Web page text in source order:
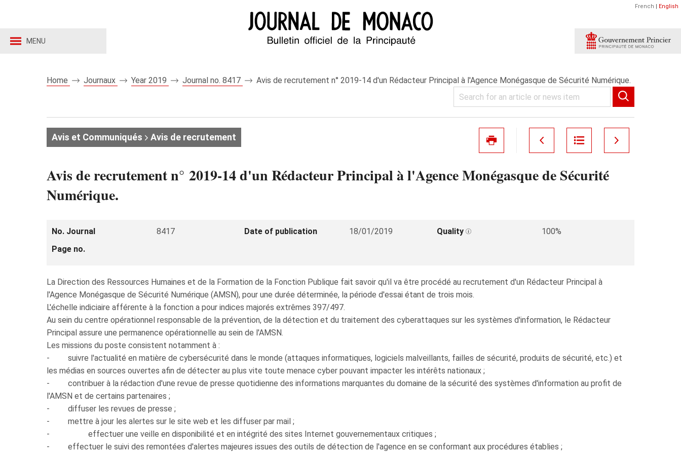
MENU
French | English
Home Journaux Year 2019 Journal no. 8417 Avis de recrutement n° 2019-14 d'un Rédacteur Principal à l'Agence Monégasque de Sécurité Numérique.
Avis et Communiqués Avis de recrutement
Avis de recrutement n° 2019-14 d'un Rédacteur Principal à l'Agence Monégasque de Sécurité
Numérique.
No. Journal 8417 Date of publication 18/01/2019 Quality
100%
Page no.
La Direction des Ressources Humaines et de la Formation de la Fonction Publique fait savoir qu'il va être procédé au recrutement d'un Rédacteur Principal à
l'Agence Monégasque de Sécurité Numérique (AMSN), pour une durée déterminée, la période d'essai étant de trois mois.
L'échelle indiciaire afférente à la fonction a pour indices majorés extrêmes 397/497.
Au sein du centre opérationnel responsable de la prévention, de la détection et du traitement des cyberattaques sur les systèmes d'information, le Rédacteur
Principal assure une permanence opérationnelle au sein de l'AMSN.
Les missions du poste consistent notamment à :
- suivre l'actualité en matière de cybersécurité dans le monde (attaques informatiques, logiciels malveillants, failles de sécurité, produits de sécurité, etc.) et
les médias en sources ouvertes afin de détecter au plus vite toute menace cyber pouvant impacter les intérêts nationaux ;
- contribuer à la rédaction d'une revue de presse quotidienne des informations marquantes du domaine de la sécurité des systèmes d'information au profit de
l'AMSN et de certains partenaires ;
- diffuser les revues de presse ;
- mettre à jour les alertes sur le site web et les diffuser par mail ;
- effectuer une veille en disponibilité et en intégrité des sites Internet gouvernementaux critiques ;
- effectuer le suivi des remontées d'alertes majeures issues des outils de détection de l'agence en se conformant aux procédures établies ;